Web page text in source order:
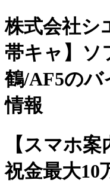
株式会社シ
帯キャ】ソ
鶴/AF5のバ
情報
【スマホ
祝金最大